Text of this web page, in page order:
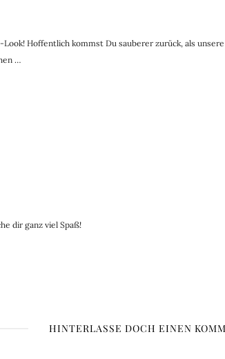
Hoffentlich kommst Du sauberer zurück, als
…
dir ganz viel Spaß!
HINTERLASSE DOCH EINEN